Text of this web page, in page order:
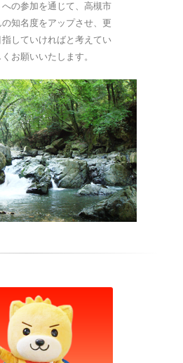
の参加を通じて、高槻市
知名度をアップさせ、更
していければと考えてい
お願いいたします。